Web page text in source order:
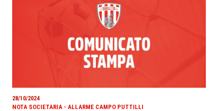
28/10/2024
NOTA SOCIETARIA - ALLARME CAMPO PUTTILLI